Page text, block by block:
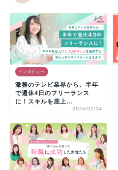
インタビュー
激務のテレビ業界から、半年
で週休4日のフリーランス
に！スキルを底上...
2026/02/04